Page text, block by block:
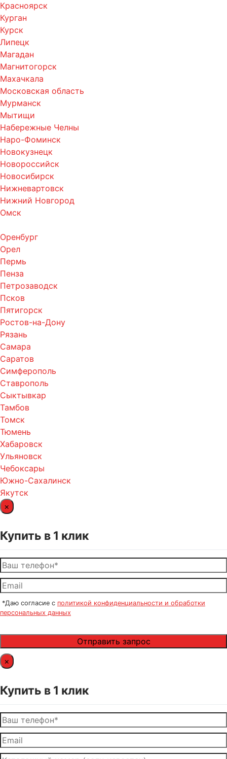
Красноярск
Курган
Курск
Липецк
Магадан
Магнитогорск
Махачкала
Московская область
Мурманск
Мытищи
Набережные Челны
Наро-Фоминск
Новокузнецк
Новороссийск
Новосибирск
Нижневартовск
Нижний Новгород
Омск
Оренбург
Орел
Пермь
Пенза
Петрозаводск
Псков
Пятигорск
Ростов-на-Дону
Рязань
Самара
Саратов
Симферополь
Ставрополь
Сыктывкар
Тамбов
Томск
Тюмень
Хабаровск
Ульяновск
Чебоксары
Южно-Сахалинск
Якутск
×
Купить в 1 клик
*Даю согласие с политикой конфиденциальности и обработки
персональных данных
×
Купить в 1 клик